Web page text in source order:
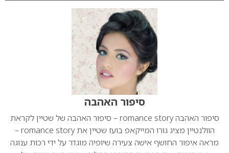
סיפור האהבה
סיפור האהבה romance story – סיפור האהבה של שטיין לקראת
הוולנטיין מציג גורו המייקאפ בועז שטיין את romance story –
מראה איפור החושף אישה צעירה שיופיה מוגדר על ידי רכות ענוגה